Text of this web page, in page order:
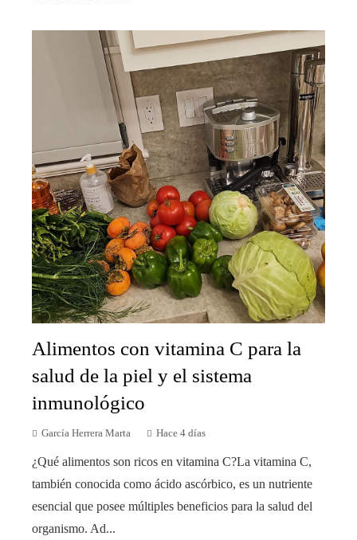
Alimentos con vitamina C para la
salud de la piel y el sistema
inmunológico
García Herrera Marta Hace 4 días
¿Qué alimentos son ricos en vitamina C?La vitamina C,
también conocida como ácido ascórbico, es un nutriente
esencial que posee múltiples beneficios para la salud del
organismo. Ad...